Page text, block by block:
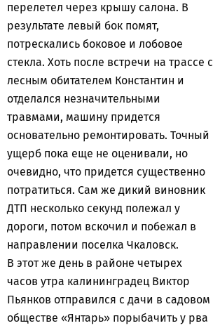
перелетел через крышу салона. В
результате левый бок помят,
потрескались боковое и лобовое
стекла. Хоть после встречи на трассе с
лесным обитателем Константин и
отделался незначительными
травмами, машину придется
основательно ремонтировать. Точный
ущерб пока еще не оценивали, но
очевидно, что придется существенно
потратиться. Сам же дикий виновник
ДТП несколько секунд полежал у
дороги, потом вскочил и побежал в
направлении поселка Чкаловск.
В этот же день в районе четырех
часов утра калининградец Виктор
Пьянков отправился с дачи в садовом
обществе «Янтарь» порыбачить у рва